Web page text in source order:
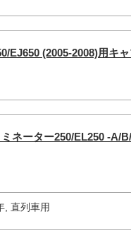
(2005-2008)用キ
ネーター250/EL250 -A/
, 直列車用